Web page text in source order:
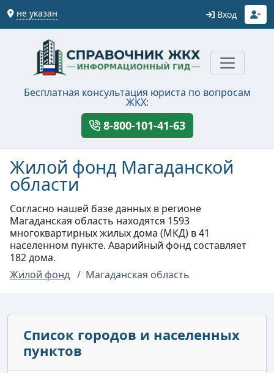
не указан Вход
Бесплатная консультация юриста по вопросам
ЖКХ:
8-800-101-41-63
Жилой фонд Магаданской
области
Согласно нашей базе данных в регионе
Магаданская область находятся 1593
многоквартирных жилых дома (МКД) в 41
населенном пункте. Аварийный фонд составляет
182 дома.
Жилой фонд
Магаданская область
Список городов и населенных
пунктов